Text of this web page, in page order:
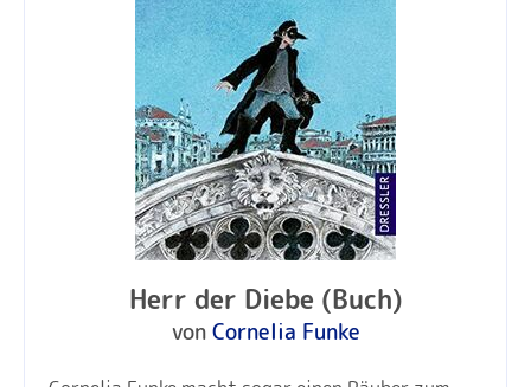
Herr der Diebe (Buch)
von Cornelia Funke